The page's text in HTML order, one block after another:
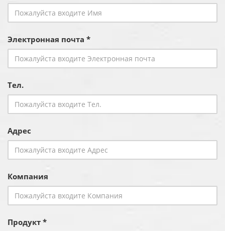
Электронная почта *
Тел.
Адрес
Компания
Продукт *